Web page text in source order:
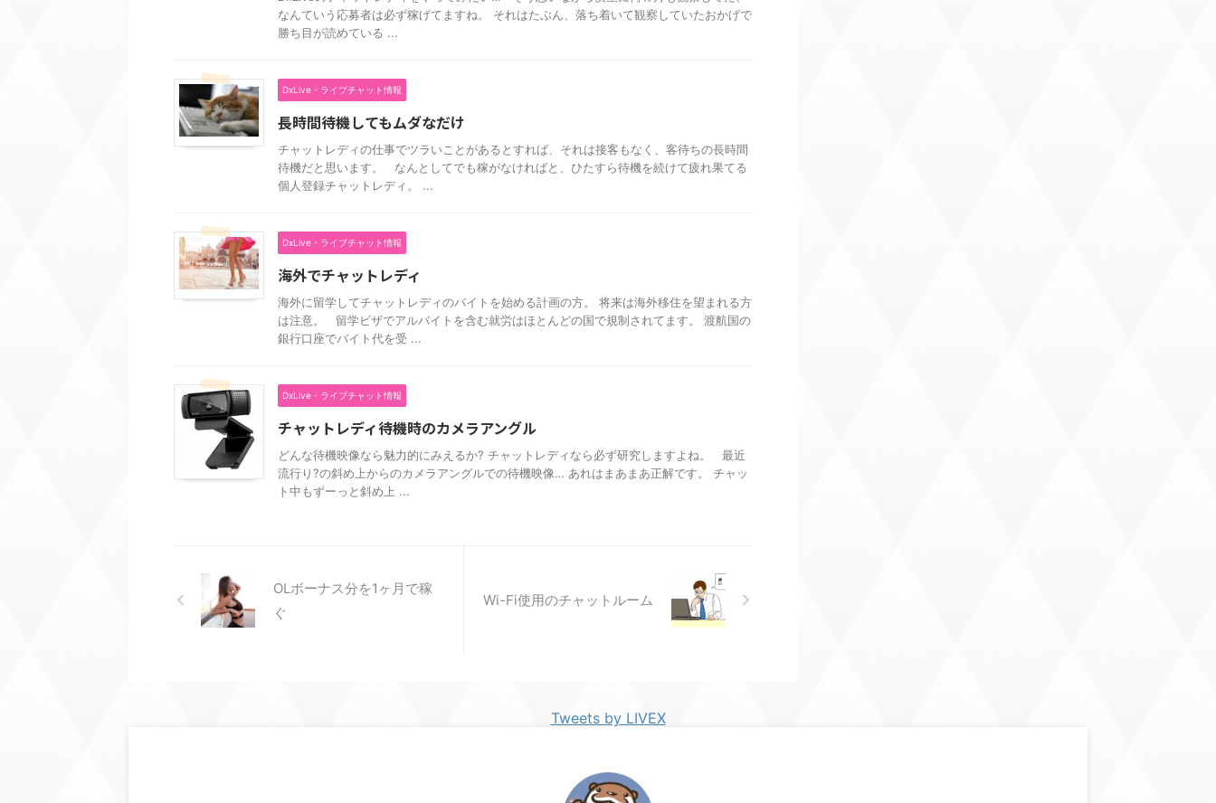
なんていう応募者は必ず稼げてますね。 それはたぶん、落ち着いて観察していたおかげで
勝ち目が読めている ...
DxLive・ライブチャット情報
長時間待機してもムダなだけ
チャットレディの仕事でツラいことがあるとすれば、それは接客もなく、客待ちの長時間
待機だと思います。 なんとしてでも稼がなければと、ひたすら待機を続けて疲れ果てる
個人登録チャットレディ。 ...
DxLive・ライブチャット情報
海外でチャットレディ
海外に留学してチャットレディのバイトを始める計画の方。 将来は海外移住を望まれる方
は注意。 留学ビザでアルバイトを含む就労はほとんどの国で規制されてます。 渡航国の
銀行口座でバイト代を受 ...
DxLive・ライブチャット情報
チャットレディ待機時のカメラアングル
どんな待機映像なら魅力的にみえるか? チャットレディなら必ず研究しますよね。 最近
流行り?の斜め上からのカメラアングルでの待機映像… あれはまあまあ正解です。 チャッ
ト中もずーっと斜め上 ...
OLボーナス分を1ヶ月で稼
ぐ
Wi-Fi使用のチャットルーム
Tweets by LIVEX